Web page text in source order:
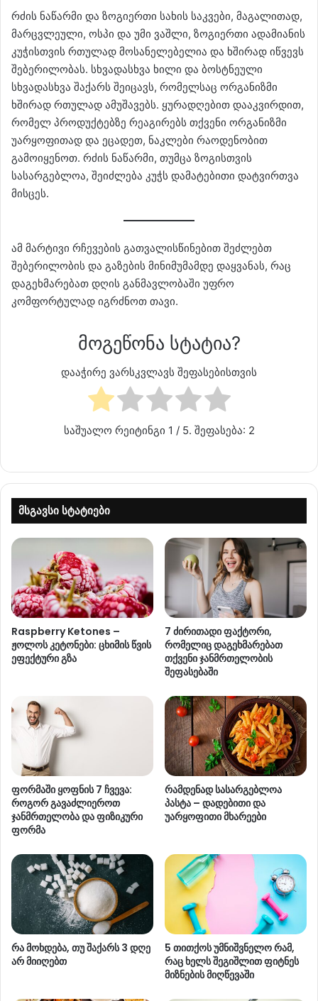
რძის ნაწარმი და ზოგიერთი სახის საკვები, მაგალითად,
მარცვლეული, ოსპი და უმი ვაშლი, ზოგიერთი ადამიანის
კუჭისთვის რთულად მოსანელებელია და ხშირად იწვევს
შებერილობას. სხვადასხვა ხილი და ბოსტნეული
სხვადასხვა შაქარს შეიცავს, რომელსაც ორგანიზმი
ხშირად რთულად ამუშავებს. ყურადღებით დააკვირდით,
რომელ პროდუქტებზე რეაგირებს თქვენი ორგანიზმი
უარყოფითად და ეცადეთ, ნაკლები რაოდენობით
გამოიყენოთ. რძის ნაწარმი, თუმცა ზოგისთვის
სასარგებლოა, შეიძლება კუჭს დამატებითი დატვირთვა
მისცეს.
ამ მარტივი რჩევების გათვალისწინებით შეძლებთ
შებერილობის და გაზების მინიმუმამდე დაყვანას, რაც
დაგეხმარებათ დღის განმავლობაში უფრო
კომფორტულად იგრძნოთ თავი.
მოგეწონა სტატია?
დააჭირე ვარსკვლავს შეფასებისთვის
საშუალო რეიტინგი 1 / 5. შეფასება: 2
მსგავსი სტატიები
Raspberry Ketones –
ჟოლოს კეტონები: ცხიმის წვის
ეფექტური გზა
7 ძირითადი ფაქტორი,
რომელიც დაგეხმარებათ
თქვენი ჯანმრთელობის
შეფასებაში
ფორმაში ყოფნის 7 ჩვევა:
როგორ გავაძლიეროთ
ჯანმრთელობა და ფიზიკური
ფორმა
რამდენად სასარგებლოა
პასტა – დადებითი და
უარყოფითი მხარეები
რა მოხდება, თუ შაქარს 3 დღე
არ მიიღებთ
5 თითქოს უმნიშვნელო რამ,
რაც ხელს შეგიშლით ფიტნეს
მიზნების მიღწევაში